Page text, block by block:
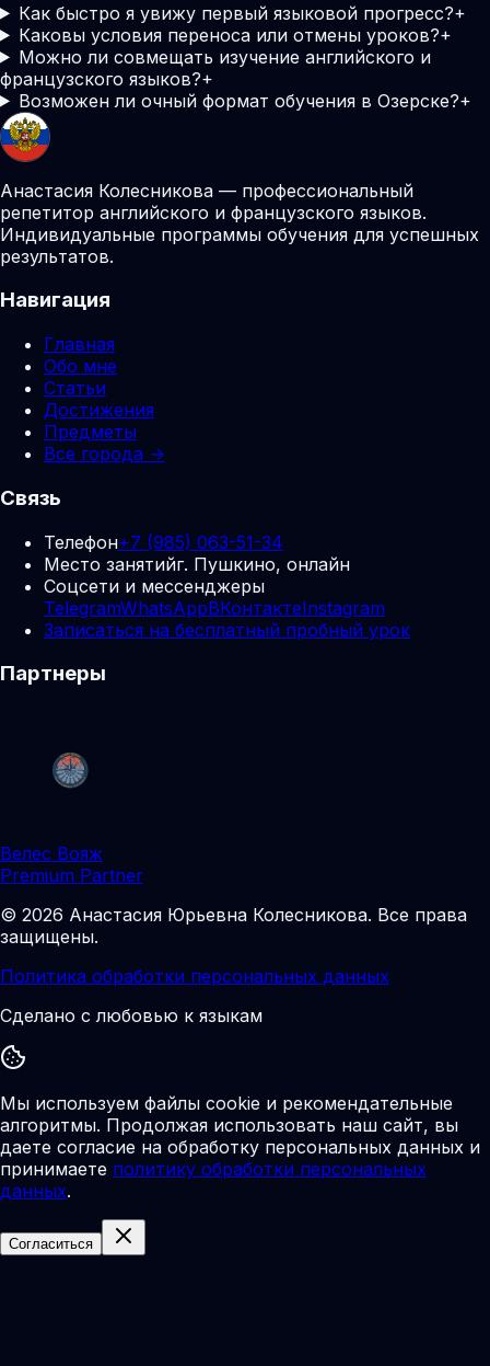
Как быстро я увижу первый языковой прогресс?+
Каковы условия переноса или отмены уроков?+
Можно ли совмещать изучение английского и
французского языков?+
Возможен ли очный формат обучения в Озерске?+
Анастасия Колесникова — профессиональный
репетитор английского и французского языков.
Индивидуальные программы обучения для успешных
результатов.
Навигация
Главная
Обо мне
Статьи
Достижения
Предметы
Все города →
Связь
Телефон+7 (985) 063-51-34
Место занятийг. Пушкино, онлайн
Соцсети и мессенджеры
TelegramWhatsAppВКонтактеInstagram
Записаться на бесплатный пробный урок
Партнеры
Велес Вояж
Premium Partner
© 2026 Анастасия Юрьевна Колесникова. Все права
защищены.
Политика обработки персональных данных
Сделано с любовью к языкам
Мы используем файлы cookie и рекомендательные
алгоритмы. Продолжая использовать наш сайт, вы
даете согласие на обработку персональных данных и
принимаете политику обработки персональных
данных.
Согласиться